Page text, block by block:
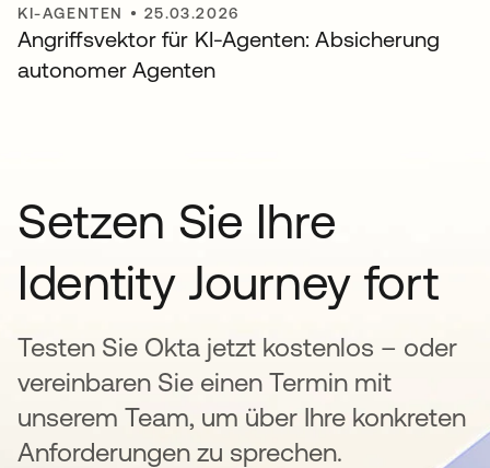
KI-AGENTEN • 25.03.2026
Angriffsvektor für KI-Agenten: Absicherung
autonomer Agenten
Setzen Sie Ihre
Identity Journey fort
Testen Sie Okta jetzt kostenlos – oder
vereinbaren Sie einen Termin mit
unserem Team, um über Ihre konkreten
Anforderungen zu sprechen.